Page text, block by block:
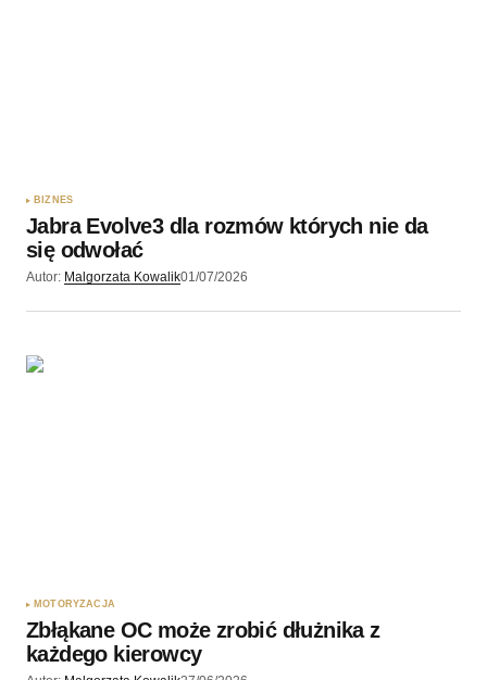
BIZNES
Jabra Evolve3 dla rozmów których nie da
się odwołać
Autor: Malgorzata Kowalik01/07/2026
MOTORYZACJA
Zbłąkane OC może zrobić dłużnika z
każdego kierowcy